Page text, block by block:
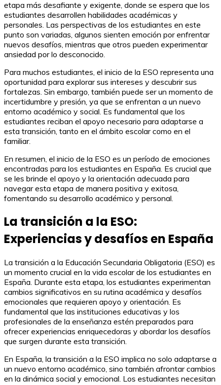
etapa más desafiante y exigente, donde se espera que los
estudiantes desarrollen habilidades académicas y
personales. Las perspectivas de los estudiantes en este
punto son variadas, algunos sienten emoción por enfrentar
nuevos desafíos, mientras que otros pueden experimentar
ansiedad por lo desconocido.
Para muchos estudiantes, el inicio de la ESO representa una
oportunidad para explorar sus intereses y descubrir sus
fortalezas. Sin embargo, también puede ser un momento de
incertidumbre y presión, ya que se enfrentan a un nuevo
entorno académico y social. Es fundamental que los
estudiantes reciban el apoyo necesario para adaptarse a
esta transición, tanto en el ámbito escolar como en el
familiar.
En resumen, el inicio de la ESO es un período de emociones
encontradas para los estudiantes en España. Es crucial que
se les brinde el apoyo y la orientación adecuada para
navegar esta etapa de manera positiva y exitosa,
fomentando su desarrollo académico y personal.
La transición a la ESO:
Experiencias y desafíos en España
La transición a la Educación Secundaria Obligatoria (ESO) es
un momento crucial en la vida escolar de los estudiantes en
España. Durante esta etapa, los estudiantes experimentan
cambios significativos en su rutina académica y desafíos
emocionales que requieren apoyo y orientación. Es
fundamental que las instituciones educativas y los
profesionales de la enseñanza estén preparados para
ofrecer experiencias enriquecedoras y abordar los desafíos
que surgen durante esta transición.
En España, la transición a la ESO implica no solo adaptarse a
un nuevo entorno académico, sino también afrontar cambios
en la dinámica social y emocional. Los estudiantes necesitan